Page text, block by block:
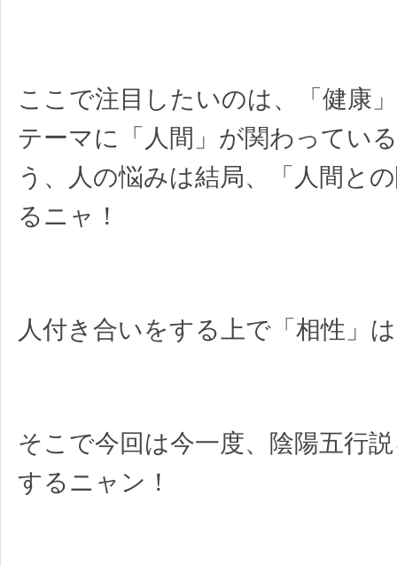
ここで注目したいのは、「健康
テーマに「人間」が関わって
う、人の悩みは結局、「人間と
るニャ！
人付き合いをする上で「相性」
そこで今回は今一度、陰陽五行
するニャン！